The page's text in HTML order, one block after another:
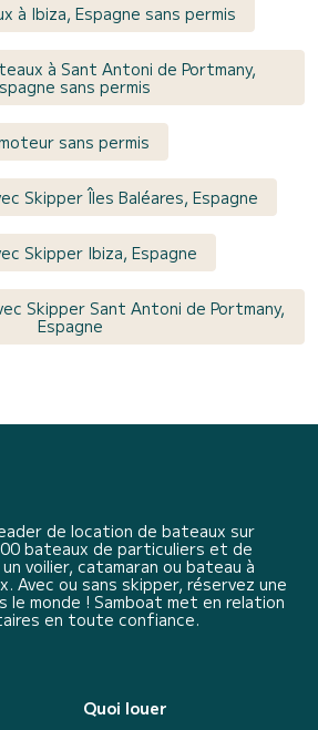
à Ibiza, Espagne sans permis
à Sant Antoni de Portmany,
sans permis
sans permis
Skipper Îles Baléares, Espagne
Skipper Ibiza, Espagne
Skipper Sant Antoni de Portmany,
Espagne
de location de bateaux sur
bateaux de particuliers et de
voilier, catamaran ou bateau à
Avec ou sans skipper, réservez une
le monde ! Samboat met en relation
en toute confiance.
Quoi louer